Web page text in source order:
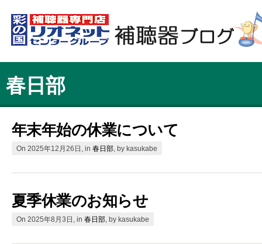
春日部
年末年始の休業について
On 2025年12月26日, in 春日部 , by kasukabe
夏季休業のお知らせ
On 2025年8月3日, in 春日部 , by kasukabe